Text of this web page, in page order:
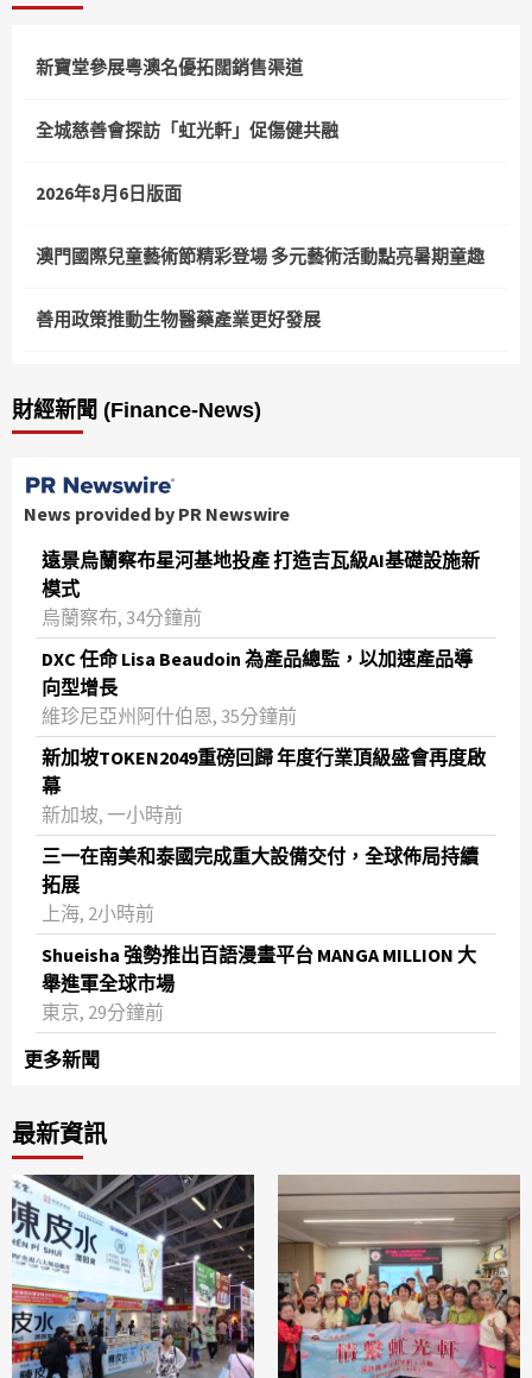
新寶堂參展粵澳名優拓闊銷售渠道
全城慈善會探訪「虹光軒」促傷健共融
2026年8月6日版面
澳門國際兒童藝術節精彩登場 多元藝術活動點亮暑期童趣
善用政策推動生物醫藥產業更好發展
財經新聞 (Finance-News)
News provided by PR Newswire
遠景烏蘭察布星河基地投產 打造吉瓦級AI基礎設施新
模式
烏蘭察布, 34分鐘前
DXC 任命 Lisa Beaudoin 為產品總監，以加速產品導
向型增長
維珍尼亞州阿什伯恩, 35分鐘前
新加坡TOKEN2049重磅回歸 年度行業頂級盛會再度啟
幕
新加坡, 一小時前
三一在南美和泰國完成重大設備交付，全球佈局持續
拓展
上海, 2小時前
Shueisha 強勢推出百語漫畫平台 MANGA MILLION 大
舉進軍全球市場
東京, 29分鐘前
更多新聞
最新資訊